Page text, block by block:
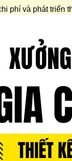
phí và phát